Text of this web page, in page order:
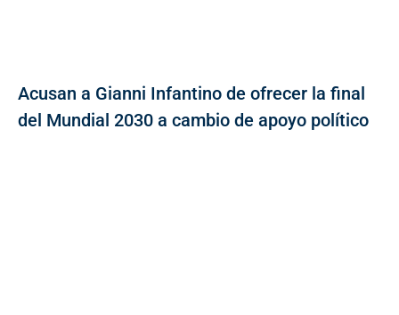
Acusan a Gianni Infantino de ofrecer la final
del Mundial 2030 a cambio de apoyo político